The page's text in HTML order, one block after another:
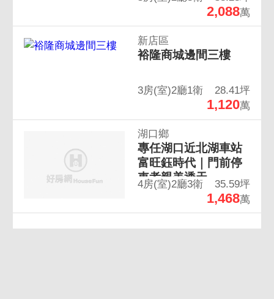
2,088萬
新店區
裕隆商城邊間三樓
3房(室)2廳1衛 28.41坪
1,120萬
湖口鄉
專任湖口近北湖車站
富旺鈺時代｜門前停
車孝親美透天
4房(室)2廳3衛 35.59坪
1,468萬